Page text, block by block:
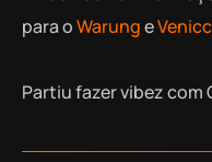
para oWarunge
Partiu fazer vibez com